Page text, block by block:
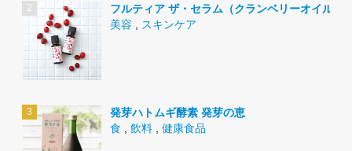
フルティア ザ・セラム（クランベリーオイル）
美容
スキンケア
発芽ハトムギ酵素 発芽の恵
食
飲料 健康食品